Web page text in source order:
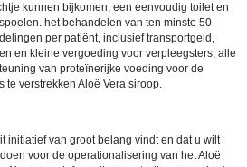
kunnen bijkomen, een eenvoudig toilet en
het behandelen van ten minste 50
per patiënt, inclusief transportgeld,
en kleine vergoeding voor verpleegsters, alle
van proteïnerijke voeding voor de
te verstrekken Aloë Vera siroop.
initiatief van groot belang vindt en dat u wilt
voor de operationalisering van het Aloë